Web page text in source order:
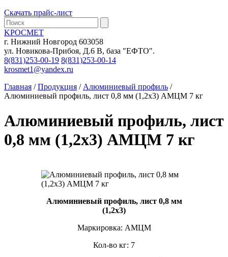
Скачать прайс-лист
KРОСМЕТ
г. Нижний Новгород 603058
ул. Новикова-Прибоя, Д.6 В, база "ЕФТО".
8(831)253-00-19 8(831)253-00-14
krosmet1@yandex.ru
Главная /Продукция / Алюминиевый профиль /
Алюминиевый профиль, лист 0,8 мм (1,2х3) АМЦМ 7 кг
Алюминиевый профиль, лист
0,8 мм (1,2х3) АМЦМ 7 кг
Алюминиевый профиль, лист 0,8 мм
(1,2х3)
Маркировка: АМЦМ
Кол-во кг: 7